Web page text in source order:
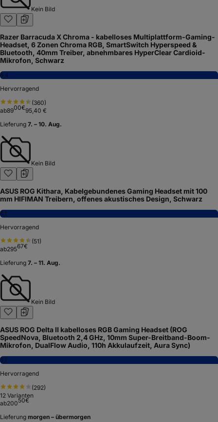
Kein Bild
Razer Barracuda X Chroma - kabelloses Multiplattform-Gaming-
Headset, 6 Zonen Chroma RGB, SmartSwitch Hyperspeed &
Bluetooth, 40mm Treiber, abnehmbares HyperClear Cardioid-
Mikrofon, Schwarz
8,4
Hervorragend
(360)
ab8900€95,40 €
Lieferung 7. – 10. Aug.
Kein Bild
ASUS ROG Kithara, Kabelgebundenes Gaming Headset mit 100
mm HIFIMAN Treibern, offenes akustisches Design, Schwarz
8,1
Hervorragend
(51)
ab29567€
Lieferung 7. – 11. Aug.
Kein Bild
ASUS ROG Delta II kabelloses RGB Gaming Headset (ROG
SpeedNova, Bluetooth 2,4 GHz, 10mm Super-Breitband-Boom-
Mikrofon, DualFlow Audio, 110h Akkulaufzeit, Aura Sync)
8,1
Hervorragend
(292)
12 Varianten
ab20050€
Lieferung morgen – übermorgen